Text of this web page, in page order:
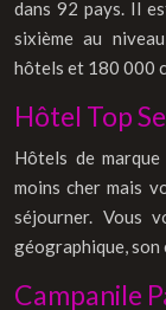
dans 92 pays. Il
sixième au
hôtels et 180 000
Hôtel Top
Hôtels de
moins cher mais
séjourner. Vous
géographique, son
Campanile